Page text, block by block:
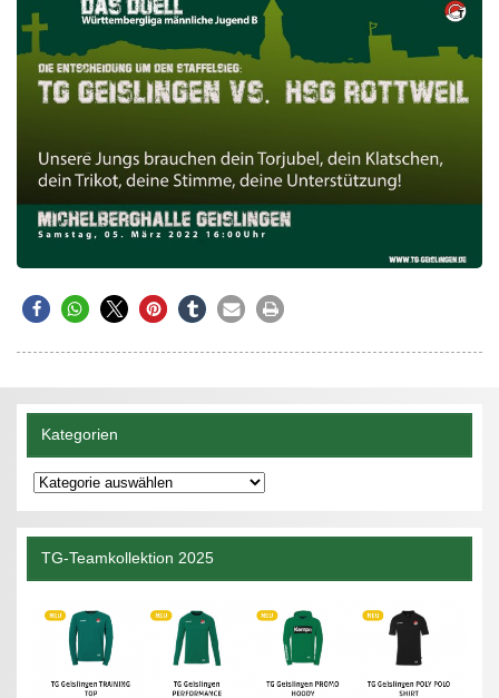
Kategorien
Kategorien
TG-Teamkollektion 2025